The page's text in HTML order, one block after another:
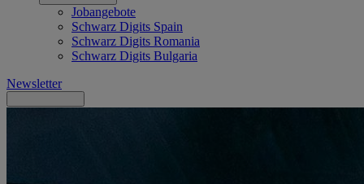
Jobangebote
Schwarz Digits Spain
Schwarz Digits Romania
Schwarz Digits Bulgaria
Newsletter